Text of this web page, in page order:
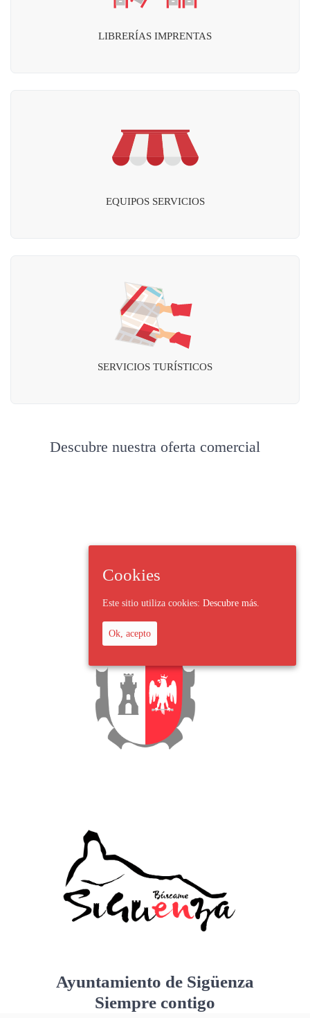
LIBRERÍAS IMPRENTAS
EQUIPOS SERVICIOS
SERVICIOS TURÍSTICOS
Descubre nuestra oferta comercial
Ayuntamiento de Sigüenza
Siempre contigo
Cookies
Este sitio utiliza cookies: Descubre más.
Ok, acepto